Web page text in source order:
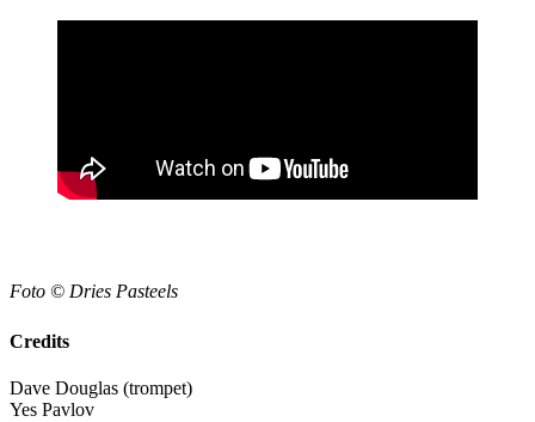
Foto © Dries Pasteels
Credits
Dave Douglas (trompet)
Yes Pavlov